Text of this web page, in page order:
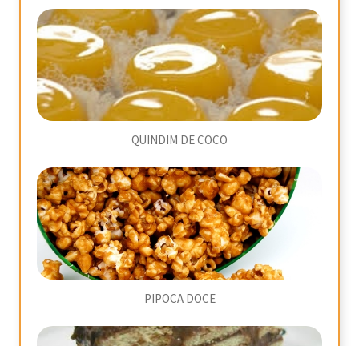
QUINDIM DE COCO
PIPOCA DOCE